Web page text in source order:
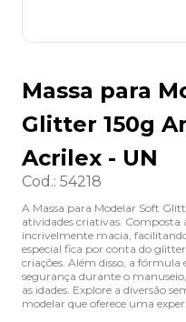
Massa para
Glitter 150g
Acrilex - UN
Cod.: 54218
A Massa para Modelar Soft
atividades criativas. Composta
incrivelmente macia,
especial fica por conta do
criações. Além disso, a
segurança durante o
as idades. Explore a diversão
modelar que oferece uma